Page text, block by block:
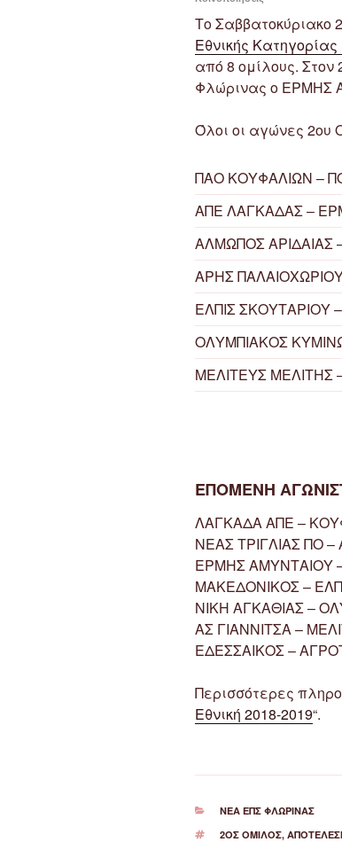
Το Σαββατοκύριακο
Εθνικής
από 8 ομίλους.
Φλώρινας ο ΕΡΜΗΣ
Όλοι οι αγώνες 2ου
ΠΑΟ ΚΟΥΦΑΛΙΩΝ –
ΑΠΕ ΛΑΓΚΑΔΑΣ –
ΑΛΜΩΠΟΣ ΑΡΙΔΑΙΑΣ
ΑΡΗΣ
ΕΛΠΙΣ ΣΚΟΥΤΑΡΙΟΥ
ΟΛΥΜΠΙΑΚΟΣ
ΜΕΛΙΤΕΥΣ
ΕΠΟΜΕΝΗ
ΛΑΓΚΑΔΑ ΑΠΕ –
ΝΕΑΣ ΤΡΙΓΛΙΑΣ ΠΟ
ΕΡΜΗΣ ΑΜΥΝΤΑΙΟΥ
ΜΑΚΕΔΟΝΙΚΟΣ –
ΝΙΚΗ ΑΓΚΑΘΙΑΣ –
ΑΣ ΓΙΑΝΝΙΤΣΑ –
ΕΔΕΣΣΑΙΚΟΣ –
Περισσότερες
Εθνική 2018-2019“.
ΚΑΤΗΓΟΡΊΕΣ
ΝΈΑ ΕΠΣ ΦΛΏΡΙΝΑΣ
ΕΤΙΚΈΤΕΣ
2ΟΣ ΌΜΙΛΟΣ,